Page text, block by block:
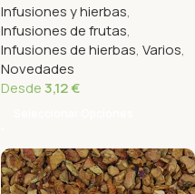
Infusiones y hierbas,
Infusiones de frutas,
Infusiones de hierbas, Varios,
Novedades
Desde3,12€